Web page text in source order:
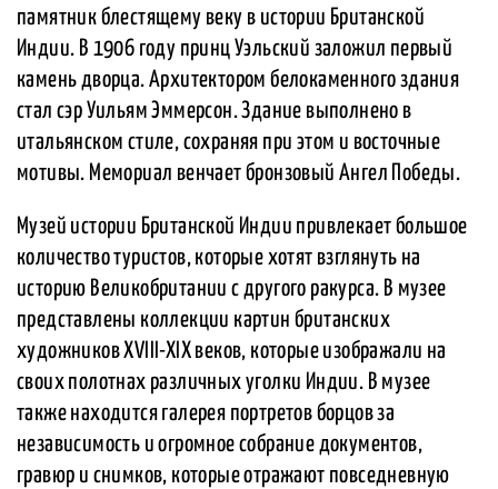
памятник блестящему веку в истории Британской
Индии. В 1906 году принц Уэльский заложил первый
камень дворца. Архитектором белокаменного здания
стал сэр Уильям Эммерсон. Здание выполнено в
итальянском стиле, сохраняя при этом и восточные
мотивы. Мемориал венчает бронзовый Ангел Победы.
Музей истории Британской Индии привлекает большое
количество туристов, которые хотят взглянуть на
историю Великобритании с другого ракурса. В музее
представлены коллекции картин британских
художников XVIII-XIX веков, которые изображали на
своих полотнах различных уголки Индии. В музее
также находится галерея портретов борцов за
независимость и огромное собрание документов,
гравюр и снимков, которые отражают повседневную